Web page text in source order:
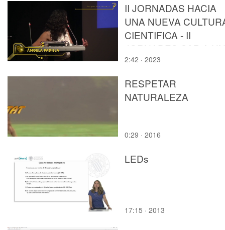
II JORNADAS HACIA
UNA NUEVA
CIENTIFICA - II
JORNADES CAP A
NOVA CULTURA
2:42 · 2023
RESPETAR
NATURALEZA
0:29 · 2016
LEDs
17:15 · 2013